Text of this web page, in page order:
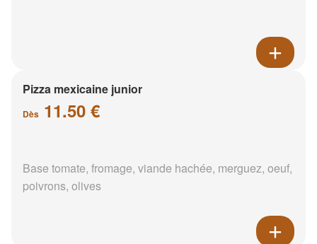
Pizza mexicaine junior
Dès 11.50 €
Base tomate, fromage, viande hachée, merguez, oeuf,
poivrons, olives